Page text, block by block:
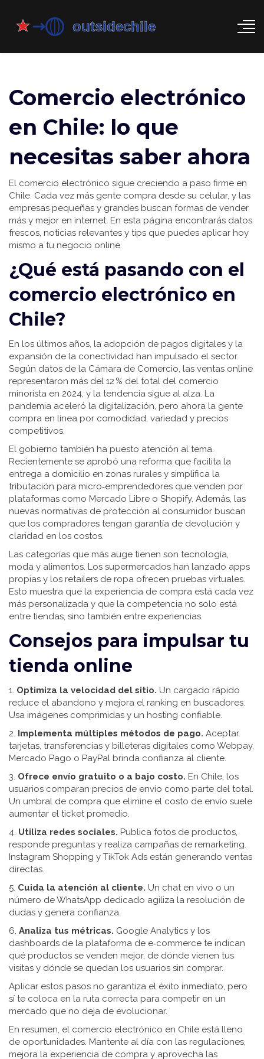
Comercio electrónico
en Chile: lo que
necesitas saber ahora
El comercio electrónico sigue creciendo a paso firme en
Chile. Cada vez más gente compra desde su celular, y las
empresas pequeñas y grandes buscan formas de vender
más y mejor en internet. En esta página encontrarás datos
frescos, noticias relevantes y tips que puedes aplicar hoy
mismo a tu negocio online.
¿Qué está pasando con el
comercio electrónico en
Chile?
En los últimos años, la adopción de pagos digitales y la
expansión de la conectividad han impulsado el sector.
Según datos de la Cámara de Comercio, las ventas online
representaron más del 12 % del total del comercio
minorista en 2024, y la tendencia sigue al alza. La
pandemia aceleró la digitalización, pero ahora la gente
compra en línea por comodidad, variedad y precios
competitivos.
El gobierno también ha puesto atención al tema.
Recientemente se aprobó una reforma que facilita la
entrega a domicilio en zonas rurales y simplifica la
tributación para micro‑emprendedores que venden por
plataformas como Mercado Libre o Shopify. Además, las
nuevas normativas de protección al consumidor buscan
que los compradores tengan garantía de devolución y
claridad en los costos.
Las categorías que más auge tienen son tecnología,
moda y alimentos. Los supermercados han lanzado apps
propias y los retailers de ropa ofrecen pruebas virtuales.
Esto muestra que la experiencia de compra está cada vez
más personalizada y que la competencia no solo está
entre tiendas, sino también entre experiencias.
Consejos para impulsar tu
tienda online
1. Optimiza la velocidad del sitio. Un cargado rápido
reduce el abandono y mejora el ranking en buscadores.
Usa imágenes comprimidas y un hosting confiable.
2. Implementa múltiples métodos de pago. Aceptar
tarjetas, transferencias y billeteras digitales como Webpay,
Mercado Pago o PayPal brinda confianza al cliente.
3. Ofrece envío gratuito o a bajo costo. En Chile, los
usuarios comparan precios de envío como parte del total.
Un umbral de compra que elimine el costo de envío suele
aumentar el ticket promedio.
4. Utiliza redes sociales. Publica fotos de productos,
responde preguntas y realiza campañas de remarketing.
Instagram Shopping y TikTok Ads están generando ventas
directas.
5. Cuida la atención al cliente. Un chat en vivo o un
número de WhatsApp dedicado agiliza la resolución de
dudas y genera confianza.
6. Analiza tus métricas. Google Analytics y los
dashboards de la plataforma de e‑commerce te indican
qué productos se venden mejor, de dónde vienen tus
visitas y dónde se quedan los usuarios sin comprar.
Aplicar estos pasos no garantiza el éxito inmediato, pero
sí te coloca en la ruta correcta para competir en un
mercado que no deja de evolucionar.
En resumen, el comercio electrónico en Chile está lleno
de oportunidades. Mantente al día con las regulaciones,
mejora la experiencia de compra y aprovecha las